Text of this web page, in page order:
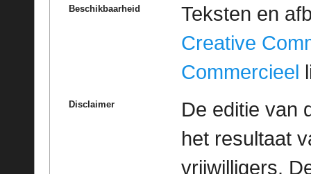
Beschikbaarheid
Teksten en
Creative
Commercieel
Disclaimer
De editie van
het resultaat
vrijwilligers.